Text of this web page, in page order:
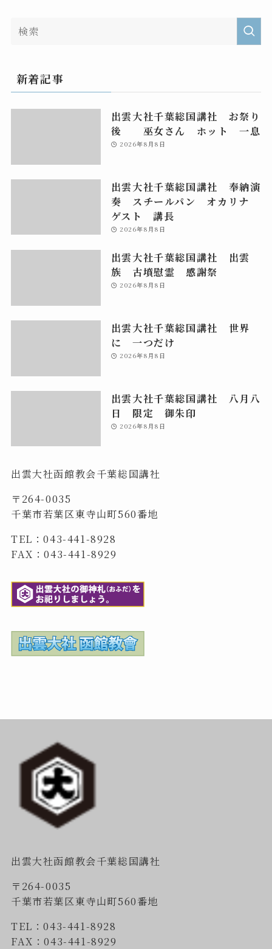
新着記事
出雲大社千葉総国講社 お祭り
後 巫女さん ホット 一息
2026年8月8日
出雲大社千葉総国講社 奉納演
奏 スチールパン オカリナ
ゲスト 講長
2026年8月8日
出雲大社千葉総国講社 出雲
族 古墳慰霊 感謝祭
2026年8月8日
出雲大社千葉総国講社 世界
に 一つだけ
2026年8月8日
出雲大社千葉総国講社 八月八
日 限定 御朱印
2026年8月8日
出雲大社函館教会千葉総国講社
〒264-0035
千葉市若葉区東寺山町560番地
TEL：043-441-8928
FAX：043-441-8929
出雲大社函館教会千葉総国講社
〒264-0035
千葉市若葉区東寺山町560番地
TEL：043-441-8928
FAX：043-441-8929